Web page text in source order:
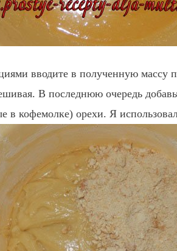
вводите в полученную массу
В последнюю очередь
в кофемолке) орехи. Я